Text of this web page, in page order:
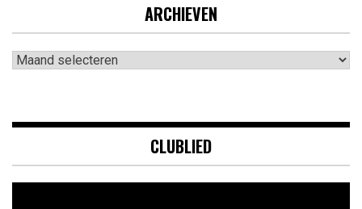
ARCHIEVEN
Archieven
CLUBLIED